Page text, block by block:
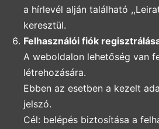
a hírlevél alján található
keresztül.
Felhasználói fiók
A weboldalon lehetőség van
létrehozására.
Ebben az esetben a kezelt
jelszó.
Cél: belépés biztosítása a